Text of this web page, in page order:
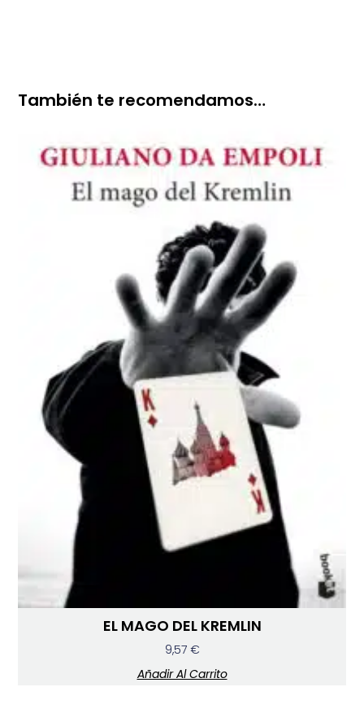
También te recomendamos…
EL MAGO DEL KREMLIN
9,57 €
Añadir Al Carrito